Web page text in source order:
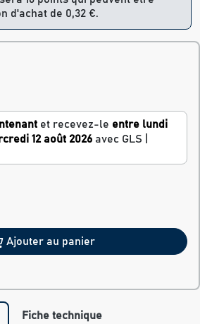
d'achat de 0,32 €.
et recevez-le entre lundi
12 août 2026 avec GLS |
Ajouter au panier
Fiche technique